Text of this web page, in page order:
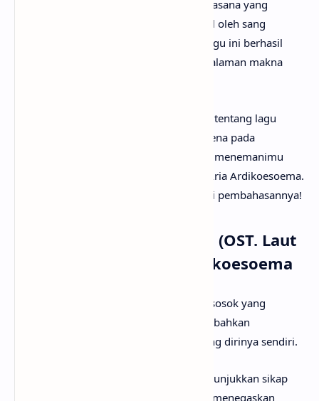
mengiringi potongan adegan dengan suasana yang
mendalam. Meski dipilih secara personal oleh sang
sutradara melalui platform streaming, lagu ini berhasil
menyatu dengan cerita, menambah kedalaman makna
Mungkin kamu sudah sangat penasaran tentang lagu
Melaut artinya apa? Tak perlu galau, karena pada
akan menemanimu
mencari tahu maksud lagu Melaut dari Aria Ardikoesoema.
Tanpa berlama-lama lagi, mari kita mulai pembahasannya!
Arti Makna Lagu Melaut (OST. Laut
Bercerita) dari Aria Ardikoesoema
Lirik lagu Melaut menceritakan tentang sosok yang
memiliki rasa percaya diri sangat tinggi, bahkan
cenderung berlebihan dalam memandang dirinya sendiri.
, tokoh lirik sudah menunjukkan sikap
tersebut dengan kalimat bercanda yang menegaskan